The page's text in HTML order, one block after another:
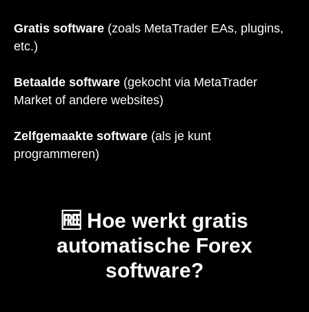
Gratis software (zoals MetaTrader EAs, plugins,
etc.)
Betaalde software (gekocht via MetaTrader
Market of andere websites)
Zelfgemaakte software (als je kunt
programmeren)
🆓 Hoe werkt gratis
automatische Forex
software?